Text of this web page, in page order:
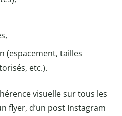
(espacement, tailles
etc.).
visuelle sur tous les
flyer, d’un post Instagram